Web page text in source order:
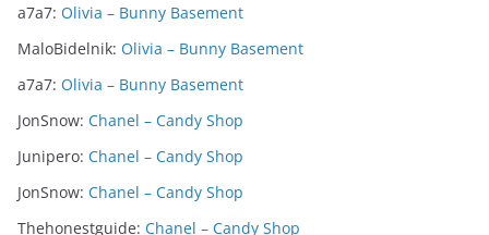
a7a7: Olivia – Bunny Basement
MaloBidelnik: Olivia – Bunny Basement
a7a7: Olivia – Bunny Basement
JonSnow: Chanel – Candy Shop
Junipero: Chanel – Candy Shop
JonSnow: Chanel – Candy Shop
Thehonestguide: Chanel – Candy Shop